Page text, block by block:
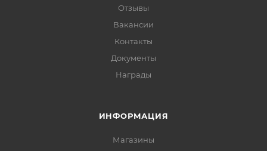
Отзывы
Вакансии
Контакты
Документы
Награды
ИНФОРМАЦИЯ
Магазины